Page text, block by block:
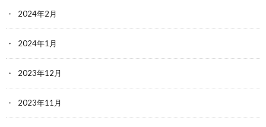
2024年2月
2024年1月
2023年12月
2023年11月